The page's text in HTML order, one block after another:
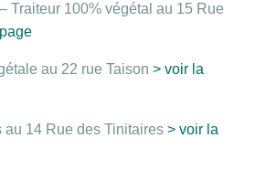
Traiteur 100% végétal au 15 Rue
au 22 rue Taison > voir la
au 14 Rue des Tinitaires > voir la